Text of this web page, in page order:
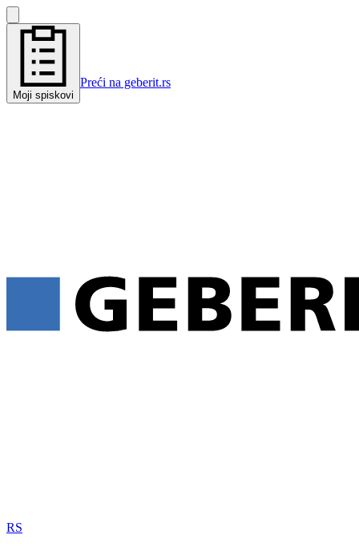
Moji spiskovi
Preći na geberit.rs
RS